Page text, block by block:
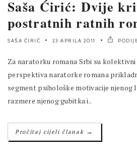
Saša Ćirić: Dvije
postratnih ratnih
SAŠA ĆIRIĆ 23 APRILA 2011
Za naratorku romana Srbi su
perspektiva naratorke romana
segment psihološke motivacije njenog
razmere njenog gubitka i..
Pročitaj cijeli članak →